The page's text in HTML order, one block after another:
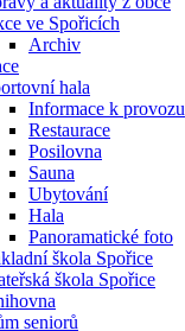
ve Spořicích
Archiv
hala
Informace k provozu
Restaurace
Posilovna
Sauna
Ubytování
Hala
Panoramatické foto
škola Spořice
škola Spořice
seniorů